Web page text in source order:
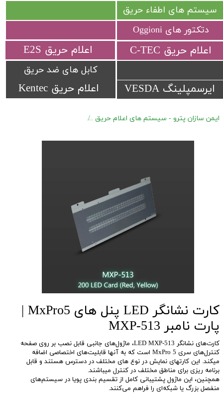
اعلام حریق Kentec
​اعلام حریق C-TEC​​​​​​​ ​اعلام حریق E2S
ایرسمپلینگ VESDA
سیستم های اطفاء حریق
کابل های ضد حریق
دتکتور های Oggioni
ایمن سازان پترو - سیستم های اعلام حریق
کارت نشانگر LED پنل های MxPro5 |
پارت نامبر MXP-513
کارت‌های نشانگر LED MXP-513، ماژول‌های جانبی قابل نصب بر روی صفحه
کنترل‌های سری MxPro 5 است که به آنها قابلیت‌های اختصاصی اضافه
میکند. این کارتهای نمایش در نوع های مختلف در دسترس هستند و قابل
برنامه ریزی برای مناطق مختلف در کنترل میباشند.
همچنین، این ماژول پشتیبانی کامل از تقسیم بندی پویا در سیستم‌های
منفصل بزرگ یا شبکه‌ای را فراهم می‌کنند.